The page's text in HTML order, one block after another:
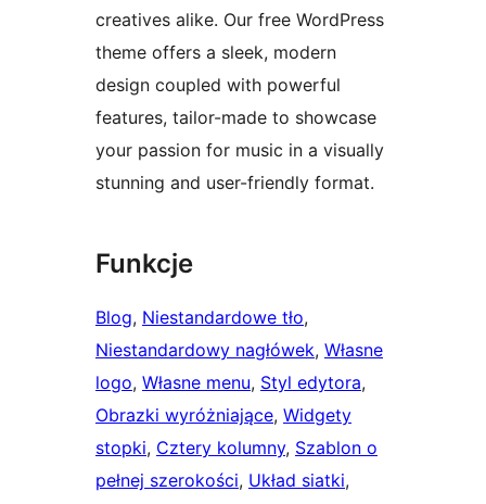
creatives alike. Our free WordPress
theme offers a sleek, modern
design coupled with powerful
features, tailor-made to showcase
your passion for music in a visually
stunning and user-friendly format.
Funkcje
Blog, Niestandardowe tło
Niestandardowy nagłówek, Własne
logo, Własne menu, Styl edytora
Obrazki wyróżniające, Widgety
stopki, Cztery kolumny, Szablon o
pełnej szerokości, Układ siatki